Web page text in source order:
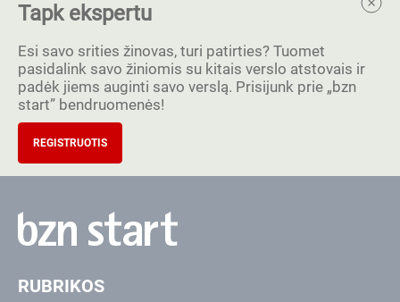
Tapk ekspertu
Esi savo srities žinovas, turi patirties? Tuomet
pasidalink savo žiniomis su kitais verslo atstovais ir
padėk jiems auginti savo verslą. Prisijunk prie „bzn
start” bendruomenės!
REGISTRUOTIS
RUBRIKOS